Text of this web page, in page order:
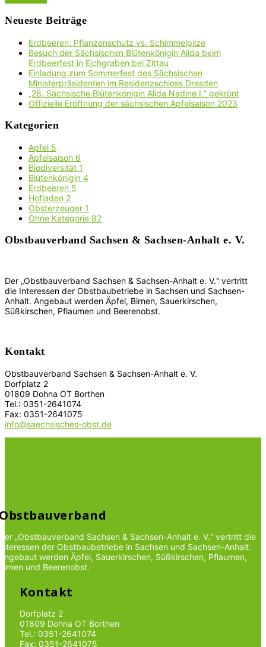
Neueste Beiträge
Erdbeeren: Pflanzenschutz vs. Schimmelpilze
Besuch der Sächsischen Blütenkönigin Alida beim
Erdbeerfest in Eichgraben bei Zittau
Einladung zum Sommerfest des Sächsischen
Ministerpräsidenten im Residenzschloss Dresden
„28. Sächsische Blütenkönigin Alida Nadine I.“ gekrönt
Offizielle Eröffnung der sächsischen Apfelsaison 2023
Kategorien
Apfel 5
Apfelsaison 6
Biodiversität 1
Blütenkönigin 4
Erdbeeren 5
Hofladen 2
Obsterzeuger 1
Ohne Kategorie 82
Obstbauverband Sachsen & Sachsen-Anhalt e. V.
Der „Obstbauverband Sachsen & Sachsen-Anhalt e. V.“ vertritt
die Interessen der Obstbaubetriebe in Sachsen und Sachsen-
Anhalt. Angebaut werden Äpfel, Birnen, Sauerkirschen,
Süßkirschen, Pflaumen und Beerenobst.
Kontakt
Obstbauverband Sachsen & Sachsen-Anhalt e. V.
Dorfplatz 2
01809 Dohna OT Borthen
Tel.: 0351-2641074
Fax: 0351-2641075
info@saechsisches-obst.de
„Obstbauverband Sachsen & Sachsen-Anhalt e. V.“ vertritt die
der Obstbaubetriebe in Sachsen und Sachsen-Anhalt.
werden Äpfel, Sauerkirschen, Süßkirschen, Pflaumen,
und Beerenobst.
Kontakt
Dorfplatz 2
01809 Dohna OT Borthen
Tel.: 0351-2641074
Fax: 0351-2641075